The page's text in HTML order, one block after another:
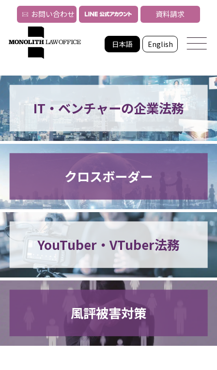
日本語 English
お問い合わせ 資料請求
IT・ベンチャーの企業法務
クロスボーダー
YouTuber・VTuber法務
風評被害対策